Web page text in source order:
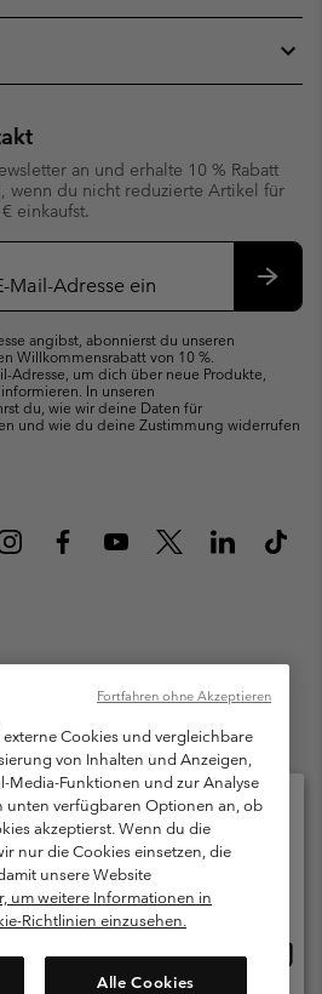
an und erhalte 10 % Rabatt
wenn du nicht reduzierte Artikel für
einkaufst.
angibst, abonnierst du unseren
Willkommensrabatt von 10 %.
Adresse, um dich über neue Produkte,
In unseren
du, wie wir deine Daten für
und wie du deine Zustimmung widerrufen
GmbH. Moosfeldstraße 1, 5101
Alle Rechte vorbehalten.
Verkaufsbedingungen
Garantie
des Mitglieder Programms
Inhalte
& 14:00- 18:00 Uhr
Cookies und vergleichbare
von Inhalten und Anzeigen,
Media-Funktionen und zur Analyse
unten verfügbaren Optionen an, ob
akzeptierst. Wenn du die
nur die Cookies einsetzen, die
unsere Website
um weitere Informationen in
Richtlinien einzusehen.
Alle Cookies
Fortfahren ohne Akzeptieren
Lieferland und Ihre Sprache
Einkauf verfügbar